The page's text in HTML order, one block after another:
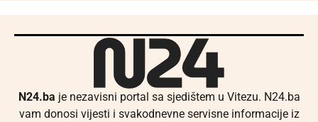
N24.ba je nezavisni portal sa sjedištem u Vitezu. N24.ba
vam donosi vijesti i svakodnevne servisne informacije iz